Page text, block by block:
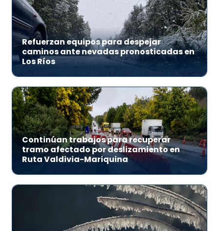
Refuerzan equipos para despejar
caminos ante nevadas pronosticadas en
Los Ríos
Continúan trabajos para recuperar
tramo afectado por deslizamiento en
Ruta Valdivia-Mariquina